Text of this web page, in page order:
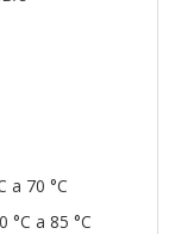
a 70 °C
a 85 °C